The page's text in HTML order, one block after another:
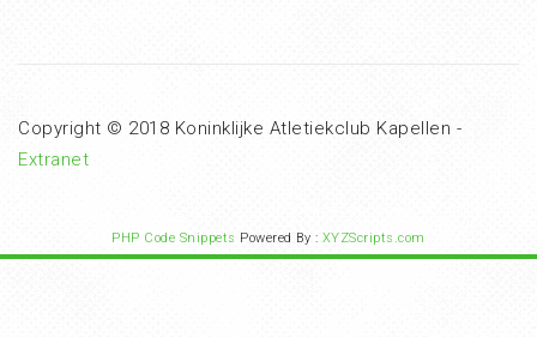
Copyright © 2018 Koninklijke Atletiekclub Kapellen -
Extranet
PHP Code Snippets Powered By : XYZScripts.com